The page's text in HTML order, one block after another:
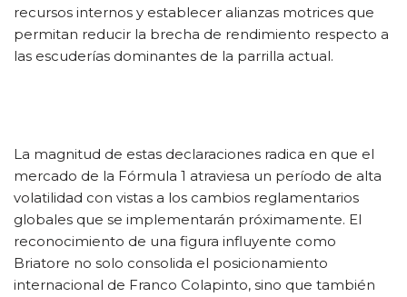
recursos internos y establecer alianzas motrices que
permitan reducir la brecha de rendimiento respecto a
las escuderías dominantes de la parrilla actual.
La magnitud de estas declaraciones radica en que el
mercado de la Fórmula 1 atraviesa un período de alta
volatilidad con vistas a los cambios reglamentarios
globales que se implementarán próximamente. El
reconocimiento de una figura influyente como
Briatore no solo consolida el posicionamiento
internacional de Franco Colapinto, sino que también